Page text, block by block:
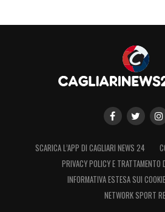
SCARICA L’APP DI CAGLIARI NEWS 24
PRIVACY POLICY E TRATTAMENTO
INFORMATIVA ESTESA SUI
NETWORK SPORT